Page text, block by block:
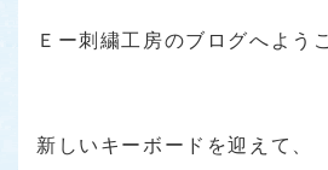
Ｅー刺繍工房のブログへよう
新しいキーボードを迎えて、